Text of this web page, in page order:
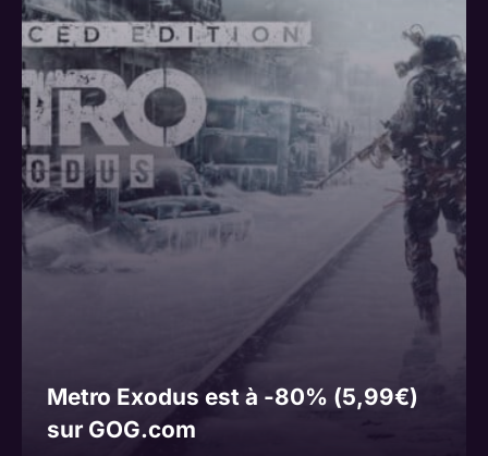
Metro Exodus est à -80% (5,99€)
sur GOG.com